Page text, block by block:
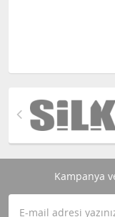
Kampanya